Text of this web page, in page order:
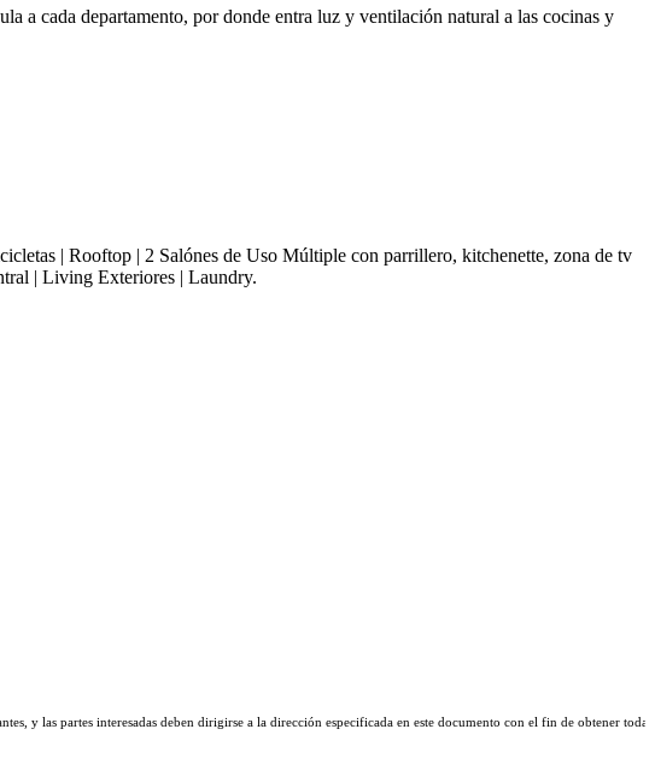
a cada departamento, por donde entra luz y ventilación natural a las cocinas y
| Rooftop | 2 Salónes de Uso Múltiple con parrillero, kitchenette, zona de tv
| Living Exteriores | Laundry.
y las partes interesadas deben dirigirse a la dirección especificada en este documento con el fin de obtener toda